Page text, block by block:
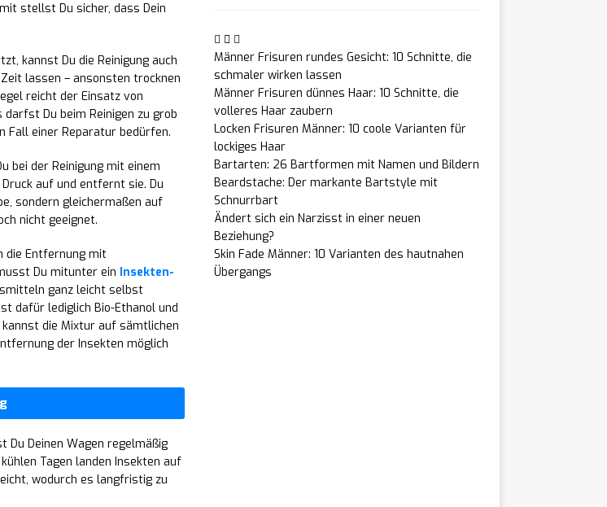
stellst Du sicher, dass Dein
kannst Du die Reinigung auch
lassen – ansonsten trocknen
reicht der Einsatz von
Du beim Reinigen zu grob
Fall einer Reparatur bedürfen.
bei der Reinigung mit einem
auf und entfernt sie. Du
sondern gleichermaßen auf
nicht geeignet.
die Entfernung mit
Du mitunter ein Insekten-
ganz leicht selbst
dafür lediglich Bio-Ethanol und
die Mixtur auf sämtlichen
der Insekten möglich
Du Deinen Wagen regelmäßig
Tagen landen Insekten auf
wodurch es langfristig zu
Männer Frisuren rundes Gesicht: 10 Schnitte, die
schmaler wirken lassen
Männer Frisuren dünnes Haar: 10 Schnitte, die
volleres Haar zaubern
Locken Frisuren Männer: 10 coole Varianten für
lockiges Haar
Bartarten: 26 Bartformen mit Namen und Bildern
Beardstache: Der markante Bartstyle mit
Schnurrbart
Ändert sich ein Narzisst in einer neuen
Beziehung?
Skin Fade Männer: 10 Varianten des hautnahen
Übergangs